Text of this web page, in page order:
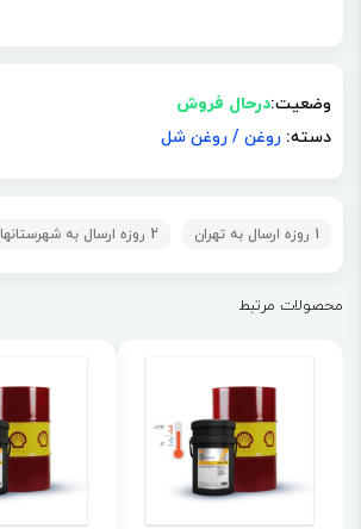
وضعیت:درحال فروش
دسته: روغن / روغن شل
1 روزه ارسال به تهران 2 روزه ارسال به شهرستانها
محصولات مرتبط